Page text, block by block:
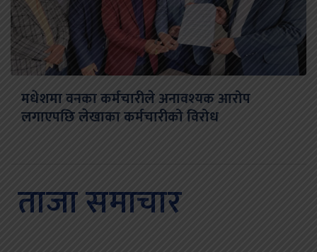
मधेशमा वनका कर्मचारीले अनावश्यक आरोप
लगाएपछि लेखाका कर्मचारीको विरोध
ताजा समाचार